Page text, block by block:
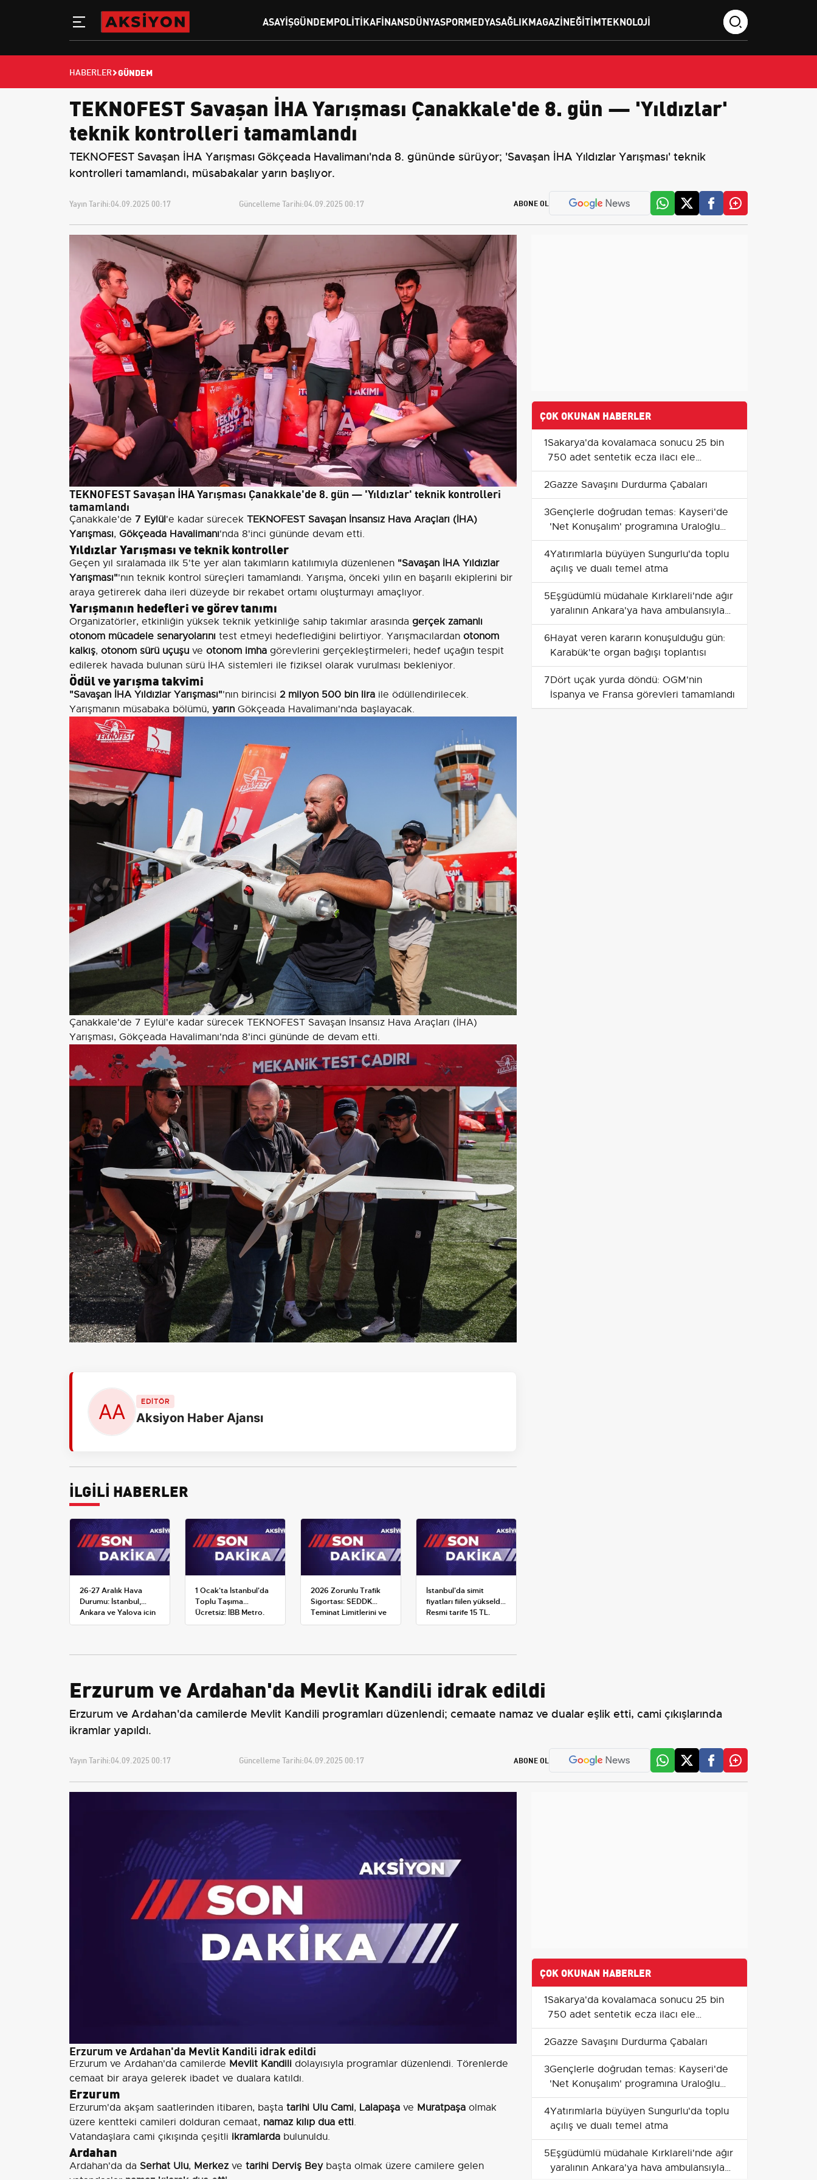
ASAYIŞGÜNDEMPOLITIKAFINANSDÜNYASPORMEDYASAĞLIKMAGAZINEĞITIMTEKNOLOJI
HABERLER GÜNDEM
TEKNOFEST Savaşan İHA Yarışması Çanakkale'de 8. gün — 'Yıldızlar'
teknik kontrolleri tamamlandı
TEKNOFEST Savaşan İHA Yarışması Gökçeada Havalimanı'nda 8. gününde sürüyor; 'Savaşan İHA Yıldızlar Yarışması' teknik
kontrolleri tamamlandı, müsabakalar yarın başlıyor.
Yayın Tarihi:04.09.2025 00:17 Güncelleme Tarihi:04.09.2025 00:17 ABONE OL
TEKNOFEST Savaşan İHA Yarışması Çanakkale'de 8. gün — 'Yıldızlar' teknik kontrolleri
tamamlandı
Çanakkale'de 7 Eylül'e kadar sürecek TEKNOFEST Savaşan İnsansız Hava Araçları (İHA)
Yarışması, Gökçeada Havalimanı'nda 8'inci gününde devam etti.
Yıldızlar Yarışması ve teknik kontroller
Geçen yıl sıralamada ilk 5'te yer alan takımların katılımıyla düzenlenen "Savaşan İHA Yıldızlar
Yarışması"'nın teknik kontrol süreçleri tamamlandı. Yarışma, önceki yılın en başarılı ekiplerini bir
araya getirerek daha ileri düzeyde bir rekabet ortamı oluşturmayı amaçlıyor.
Yarışmanın hedefleri ve görev tanımı
Organizatörler, etkinliğin yüksek teknik yetkinliğe sahip takımlar arasında gerçek zamanlı
otonom mücadele senaryolarını test etmeyi hedeflediğini belirtiyor. Yarışmacılardan otonom
kalkış, otonom sürü uçuşu ve otonom imha görevlerini gerçekleştirmeleri; hedef uçağın tespit
edilerek havada bulunan sürü İHA sistemleri ile fiziksel olarak vurulması bekleniyor.
Ödül ve yarışma takvimi
"Savaşan İHA Yıldızlar Yarışması"'nın birincisi 2 milyon 500 bin lira ile ödüllendirilecek.
Yarışmanın müsabaka bölümü, yarın Gökçeada Havalimanı'nda başlayacak.
Çanakkale'de 7 Eylül'e kadar sürecek TEKNOFEST Savaşan İnsansız Hava Araçları (İHA)
Yarışması, Gökçeada Havalimanı'nda 8'inci gününde de devam etti.
EDİTÖR
Aksiyon Haber Ajansı
İLGİLİ HABERLER
26-27 Aralık Hava
Durumu: İstanbul,
Ankara ve Yalova için
Kar Tahminleri
1 Ocak'ta İstanbul'da
Toplu Taşıma
Ücretsiz: İBB Metro,
Metrobüs ve Otobüs
2026 Zorunlu Trafik
Sigortası: SEDDK
Teminat Limitlerini ve
Çoklu Araç Tarifesini
İstanbul'da simit
fiyatları fiilen yükseldi:
Resmi tarife 15 TL,
satışlar 20-25 TL'ye
ÇOK OKUNAN HABERLER
1Sakarya'da kovalamaca sonucu 25 bin
750 adet sentetik ecza ilacı ele
geçirildi
2Gazze Savaşını Durdurma Çabaları
3Gençlerle doğrudan temas: Kayseri'de
'Net Konuşalım' programına Uraloğlu
katılacak
4Yatırımlarla büyüyen Sungurlu'da toplu
açılış ve dualı temel atma
5Eşgüdümlü müdahale Kırklareli'nde ağır
yaralının Ankara'ya hava ambulansıyla
sevkini sağladı
6Hayat veren kararın konuşulduğu gün:
Karabük'te organ bağışı toplantısı
7Dört uçak yurda döndü: OGM'nin
İspanya ve Fransa görevleri tamamlandı
Erzurum ve Ardahan'da Mevlit Kandili idrak edildi
Erzurum ve Ardahan'da camilerde Mevlit Kandili programları düzenlendi; cemaate namaz ve dualar eşlik etti, cami çıkışlarında
ikramlar yapıldı.
Yayın Tarihi:04.09.2025 00:17 Güncelleme Tarihi:04.09.2025 00:17 ABONE OL
Erzurum ve Ardahan'da Mevlit Kandili idrak edildi
Erzurum ve Ardahan'da camilerde Mevlit Kandili dolayısıyla programlar düzenlendi. Törenlerde
cemaat bir araya gelerek ibadet ve dualara katıldı.
Erzurum
Erzurum'da akşam saatlerinden itibaren, başta tarihi Ulu Cami, Lalapaşa ve Muratpaşa olmak
üzere kentteki camileri dolduran cemaat, namaz kılıp dua etti.
Vatandaşlara cami çıkışında çeşitli ikramlarda bulunuldu.
Ardahan
Ardahan'da da Serhat Ulu, Merkez ve tarihi Derviş Beybaşta olmak üzere camilere gelen
ÇOK OKUNAN HABERLER
1Sakarya'da kovalamaca sonucu 25 bin
750 adet sentetik ecza ilacı ele
geçirildi
2Gazze Savaşını Durdurma Çabaları
3Gençlerle doğrudan temas: Kayseri'de
'Net Konuşalım' programına Uraloğlu
katılacak
4Yatırımlarla büyüyen Sungurlu'da toplu
açılış ve dualı temel atma
5Eşgüdümlü müdahale Kırklareli'nde ağır
yaralının Ankara'ya hava ambulansıyla